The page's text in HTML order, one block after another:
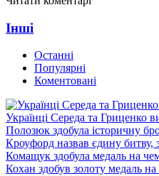
Інші
Останні
Популярні
Коментовані
Українці Середа та Гриценко
Полозюк здобула історичну
Кроуфорд назвав єдину битву,
Комащук здобула медаль на
Кохан здобув золоту медаль